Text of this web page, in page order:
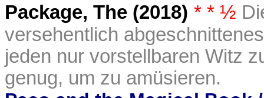
Package, The (2018) * * ½
versehentlich
jeden nur vorstellbaren Witz
genug, um zu amüsieren.